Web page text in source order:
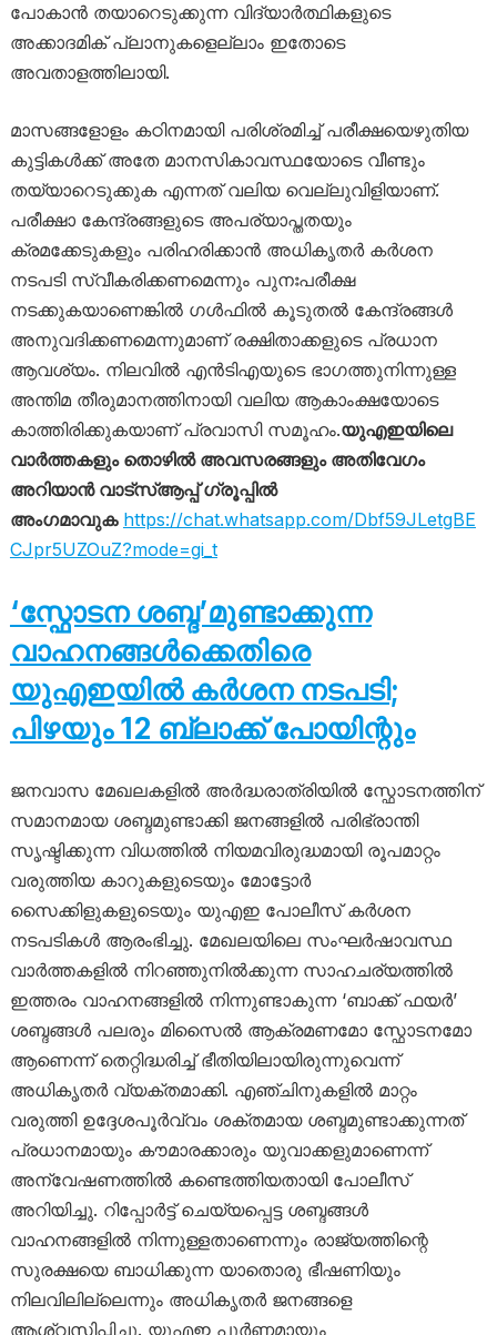
പോകാൻ തയാറെടുക്കുന്ന വിദ്യാർത്ഥികളുടെ
അക്കാദമിക് പ്ലാനുകളെല്ലാം ഇതോടെ
അവതാളത്തിലായി.
മാസങ്ങളോളം കഠിനമായി പരിശ്രമിച്ച് പരീക്ഷയെഴുതിയ
കുട്ടികൾക്ക് അതേ മാനസികാവസ്ഥയോടെ വീണ്ടും
തയ്യാറെടുക്കുക എന്നത് വലിയ വെല്ലുവിളിയാണ്.
പരീക്ഷാ കേന്ദ്രങ്ങളുടെ അപര്യാപ്തതയും
ക്രമക്കേടുകളും പരിഹരിക്കാൻ അധികൃതർ കർശന
നടപടി സ്വീകരിക്കണമെന്നും പുനഃപരീക്ഷ
നടക്കുകയാണെങ്കിൽ ഗൾഫിൽ കൂടുതൽ കേന്ദ്രങ്ങൾ
അനുവദിക്കണമെന്നുമാണ് രക്ഷിതാക്കളുടെ പ്രധാന
ആവശ്യം. നിലവിൽ എൻടിഎയുടെ ഭാഗത്തുനിന്നുള്ള
അന്തിമ തീരുമാനത്തിനായി വലിയ ആകാംക്ഷയോടെ
കാത്തിരിക്കുകയാണ് പ്രവാസി സമൂഹം.യുഎഇയിലെ
വാർത്തകളും തൊഴിൽ അവസരങ്ങളും അതിവേഗം
അറിയാൻ വാട്സ്ആപ്പ് ഗ്രൂപ്പിൽ
അംഗമാവുക https://chat.whatsapp.com/Dbf59JLetgBE
CJpr5UZOuZ?mode=gi_t
‘സ്ഫോടന ശബ്ദ’മുണ്ടാക്കുന്ന
വാഹനങ്ങൾക്കെതിരെ
യുഎഇയിൽ കർശന നടപടി;
പിഴയും 12 ബ്ലാക്ക് പോയിന്റും
ജനവാസ മേഖലകളിൽ അർദ്ധരാത്രിയിൽ സ്ഫോടനത്തിന്
സമാനമായ ശബ്ദമുണ്ടാക്കി ജനങ്ങളിൽ പരിഭ്രാന്തി
സൃഷ്ടിക്കുന്ന വിധത്തിൽ നിയമവിരുദ്ധമായി രൂപമാറ്റം
വരുത്തിയ കാറുകളുടെയും മോട്ടോർ
സൈക്കിളുകളുടെയും യുഎഇ പോലീസ് കർശന
നടപടികൾ ആരംഭിച്ചു. മേഖലയിലെ സംഘർഷാവസ്ഥ
വാർത്തകളിൽ നിറഞ്ഞുനിൽക്കുന്ന സാഹചര്യത്തിൽ
ഇത്തരം വാഹനങ്ങളിൽ നിന്നുണ്ടാകുന്ന ‘ബാക്ക് ഫയർ’
ശബ്ദങ്ങൾ പലരും മിസൈൽ ആക്രമണമോ സ്ഫോടനമോ
ആണെന്ന് തെറ്റിദ്ധരിച്ച് ഭീതിയിലായിരുന്നുവെന്ന്
അധികൃതർ വ്യക്തമാക്കി. എഞ്ചിനുകളിൽ മാറ്റം
വരുത്തി ഉദ്ദേശപൂർവ്വം ശക്തമായ ശബ്ദമുണ്ടാക്കുന്നത്
പ്രധാനമായും കൗമാരക്കാരും യുവാക്കളുമാണെന്ന്
അന്വേഷണത്തിൽ കണ്ടെത്തിയതായി പോലീസ്
അറിയിച്ചു. റിപ്പോർട്ട് ചെയ്യപ്പെട്ട ശബ്ദങ്ങൾ
വാഹനങ്ങളിൽ നിന്നുള്ളതാണെന്നും രാജ്യത്തിന്റെ
സുരക്ഷയെ ബാധിക്കുന്ന യാതൊരു ഭീഷണിയും
നിലവിലില്ലെന്നും അധികൃതർ ജനങ്ങളെ
ആശ്വസിപ്പിച്ചു. യുഎഇ പൂർണ്ണമായും